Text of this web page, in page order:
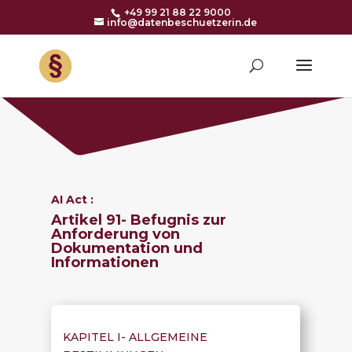
+49 99 21 88 22 9000
info@datenbeschuetzerin.de
AI Act :
Artikel 91- Befugnis zur
Anforderung von
Dokumentation und
Informationen
KAPITEL I- ALLGEMEINE